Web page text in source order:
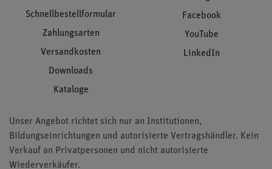
Schnellbestellformular
Zahlungsarten
Versandkosten
Downloads
Kataloge
Facebook
YouTube
LinkedIn
Unser Angebot richtet sich nur an Institutionen,
Bildungseinrichtungen und autorisierte Vertragshändler. Kein
Verkauf an Privatpersonen und nicht autorisierte
Wiederverkäufer.